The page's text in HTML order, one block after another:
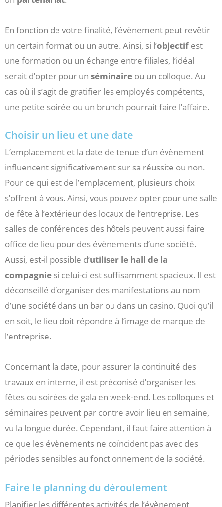
En fonction de votre finalité, l’évènement peut revêtir
un certain format ou un autre. Ainsi, si l’objectif est
une formation ou un échange entre filiales, l’idéal
serait d’opter pour un séminaire ou un colloque. Au
cas où il s’agit de gratifier les employés compétents,
une petite soirée ou un brunch pourrait faire l’affaire.
Choisir un lieu et une date
L’emplacement et la date de tenue d’un évènement
influencent significativement sur sa réussite ou non.
Pour ce qui est de l’emplacement, plusieurs choix
s’offrent à vous. Ainsi, vous pouvez opter pour une salle
de fête à l’extérieur des locaux de l’entreprise. Les
salles de conférences des hôtels peuvent aussi faire
office de lieu pour des évènements d’une société.
Aussi, est-il possible d’utiliser le hall de la
compagnie si celui-ci est suffisamment spacieux. Il est
déconseillé d’organiser des manifestations au nom
d’une société dans un bar ou dans un casino. Quoi qu’il
en soit, le lieu doit répondre à l’image de marque de
l’entreprise.
Concernant la date, pour assurer la continuité des
travaux en interne, il est préconisé d’organiser les
fêtes ou soirées de gala en week-end. Les colloques et
séminaires peuvent par contre avoir lieu en semaine,
vu la longue durée. Cependant, il faut faire attention à
ce que les évènements ne coïncident pas avec des
périodes sensibles au fonctionnement de la société.
Faire le planning du déroulement
Planifier les différentes activités de l’évènement